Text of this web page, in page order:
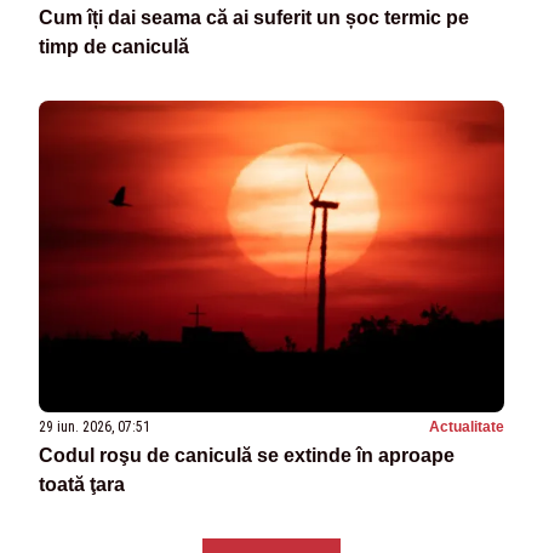
Cum îți dai seama că ai suferit un șoc termic pe
timp de caniculă
29 iun. 2026, 07:51 Actualitate
Codul roşu de caniculă se extinde în aproape
toată ţara